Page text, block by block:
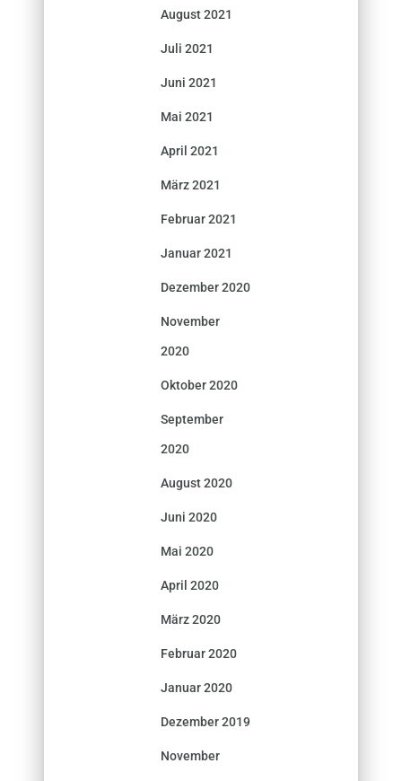
August 2021
Juli 2021
Juni 2021
Mai 2021
April 2021
März 2021
Februar 2021
Januar 2021
Dezember 2020
November
2020
Oktober 2020
September
2020
August 2020
Juni 2020
Mai 2020
April 2020
März 2020
Februar 2020
Januar 2020
Dezember 2019
November